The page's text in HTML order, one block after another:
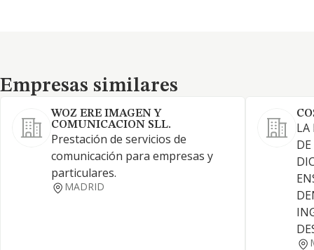
Empresas similares
Empresas similares
WOZ ERE IMAGEN Y
COMUNICACION SLL.
Prestación de servicios de
comunicación para empresas y
particulares.
MADRID
LA